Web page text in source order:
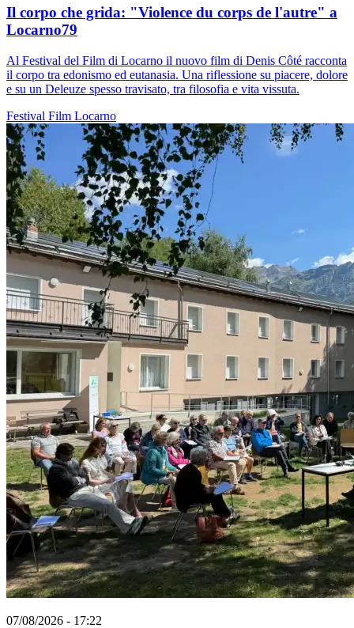
Il corpo che grida: "Violence du corps de l'autre" a
Locarno79
Al Festival del Film di Locarno il nuovo film di Denis Côté racconta
il corpo tra edonismo ed eutanasia. Una riflessione su piacere, dolore
e su un Deleuze spesso travisato, tra filosofia e vita vissuta.
Festival Film Locarno
07/08/2026 - 17:22